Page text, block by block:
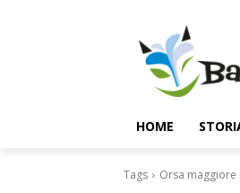
HOME
Tags Orsa